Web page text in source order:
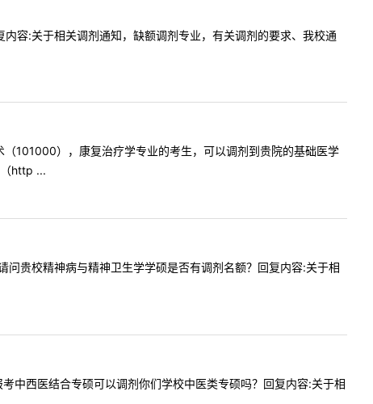
容:关于相关调剂通知，缺额调剂专业，有关调剂的要求、我校通
101000），康复治疗学专业的考生，可以调剂到贵院的基础医学
http ...
贵校精神病与精神卫生学学硕是否有调剂名额？回复内容:关于相
西医结合专硕可以调剂你们学校中医类专硕吗？回复内容:关于相